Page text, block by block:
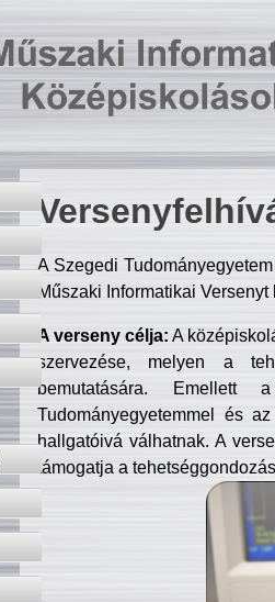
A Szegedi
Műszaki Informatikai
A verseny célja: A
szervezése, melyen a
bemutatására. Emellett
Tudományegyetemmel és
hallgatóivá válhatnak. A
támogatja a